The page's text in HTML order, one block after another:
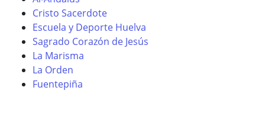
Cristo Sacerdote
Escuela y Deporte Huelva
Sagrado Corazón de Jesús
La Marisma
La Orden
Fuentepiña